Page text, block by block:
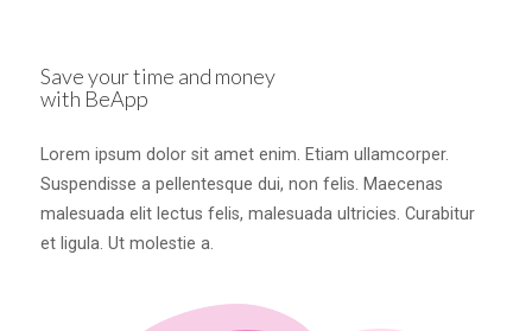
Save your time and money
with BeApp
Lorem ipsum dolor sit amet enim. Etiam ullamcorper.
Suspendisse a pellentesque dui, non felis. Maecenas
malesuada elit lectus felis, malesuada ultricies. Curabitur
et ligula. Ut molestie a.